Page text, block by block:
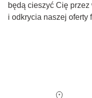
będą cieszyć Cię
i odkrycia naszej oferty